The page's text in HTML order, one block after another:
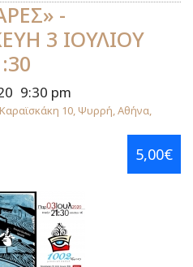
-
3 ΙΟΥΛΙΟΥ
9:30 pm
10, Ψυρρή, Αθήνα,
5,00€